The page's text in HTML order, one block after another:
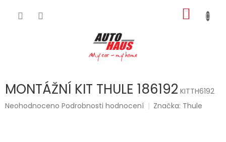
KOŠÍK
MONTÁŽNÍ KIT THULE 186192 KITTH6192
Průměrné
Neohodnoceno Podrobnosti hodnocení Značka: Thule